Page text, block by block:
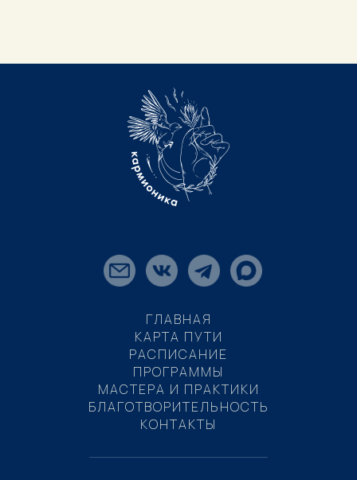
ГЛАВНАЯ
КАРТА ПУТИ
РАСПИСАНИЕ
ПРОГРАММЫ
МАСТЕРА И ПРАКТИКИ
БЛАГОТВОРИТЕЛЬНОСТЬ
КОНТАКТЫ